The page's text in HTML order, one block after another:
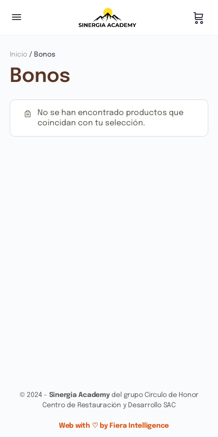
Inicio / Bonos
Bonos
No se han encontrado productos que
coincidan con tu selección.
© 2024 - Sinergia Academydel grupo Circulo de Honor
Centro de Restauración y Desarrollo SAC
Web with ♡ by Fiera Intelligence